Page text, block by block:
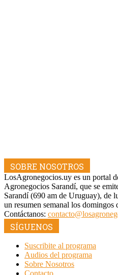
SOBRE NOSOTROS
LosAgronegocios.uy es un portal
Agronegocios Sarandí, que se
Sarandí (690 am de Uruguay), de
un resumen semanal los domingos
Contáctanos:
SÍGUENOS
Suscribite al programa
Audios del programa
Sobre Nosotros